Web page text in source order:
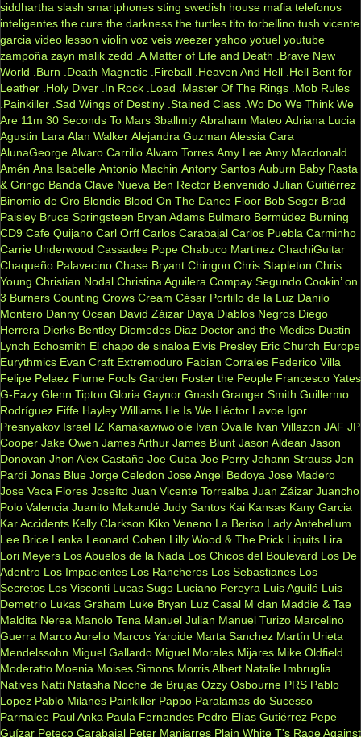
siddhartha slash smartphones sting swedish house mafia telefonos
inteligentes the cure the darkness the turtles tito torbellino tush vicente
garcia video lesson violin voz veis weezer yahoo yotuel youtube
zampoña zayn malik zedd .A Matter of Life and Death
.Brave New
World
.Burn .Death Magnetic .Fireball .Heaven And Hell .Hell Bent for
Leather .Holy Diver .In Rock .Load .Master Of The Rings .Mob Rules
.Painkiller .Sad Wings of Destiny .Stained Class .Wo Do We Think We
Are 11m 30 Seconds To Mars 3ballmty Abraham Mateo Adriana Lucia
Agustin Lara Alan Walker Alejandra Guzman Alessia Cara
AlunaGeorge Alvaro Carrillo Alvaro Torres Amy Lee Amy Macdonald
Amén Ana Isabelle Antonio Machin Antony Santos Auburn Baby Rasta
& Gringo Banda Clave Nueva Ben Rector Bienvenido Julian Guitiérrez
Binomio de Oro Blondie Blood On The Dance Floor Bob Seger Brad
Paisley Bruce Springsteen Bryan Adams Bulmaro Bermúdez Burning
CD9 Cafe Quijano Carl Orff Carlos Carabajal Carlos Puebla Carminho
Carrie Underwood Cassadee Pope Chabuco Martinez ChachiGuitar
Chaqueño Palavecino Chase Bryant Chingon Chris Stapleton Chris
Young Christian Nodal Christina Aguilera Compay Segundo Cookin’ on
3 Burners Counting Crows Cream César Portillo de la Luz Danilo
Montero Danny Ocean David Záizar Daya Diablos Negros Diego
Herrera Dierks Bentley Diomedes Diaz Doctor and the Medics Dustin
Lynch Echosmith El chapo de sinaloa Elvis Presley Eric Church Europe
Eurythmics Evan Craft Extremoduro Fabian Corrales Federico Villa
Felipe Pelaez Flume Fools Garden Foster the People Francesco Yates
G-Eazy Glenn Tipton Gloria Gaynor Gnash Granger Smith Guillermo
Rodríguez Fiffe Hayley Williams He Is We Héctor Lavoe Igor
Presnyakov Israel IZ Kamakawiwo'ole Ivan Ovalle Ivan Villazon JAF JP
Cooper Jake Owen James Arthur James Blunt Jason Aldean Jason
Donovan Jhon Alex Castaño Joe Cuba Joe Perry Johann Strauss Jon
Pardi Jonas Blue Jorge Celedon Jose Angel Bedoya Jose Madero
Jose Vaca Flores Joseíto Juan Vicente Torrealba Juan Záizar Juancho
Polo Valencia Juanito Makandé Judy Santos Kai Kansas Kany Garcia
Kar Accidents Kelly Clarkson Kiko Veneno La Beriso Lady Antebellum
Lee Brice Lenka Leonard Cohen Lilly Wood & The Prick Liquits Lira
Lori Meyers Los Abuelos de la Nada Los Chicos del Boulevard Los De
Adentro Los Impacientes Los Rancheros Los Sebastianes Los
Secretos Los Visconti Lucas Sugo Luciano Pereyra Luis Aguilé Luis
Demetrio Lukas Graham Luke Bryan Luz Casal M clan Maddie & Tae
Maldita Nerea Manolo Tena Manuel Julian Manuel Turizo Marcelino
Guerra Marco Aurelio Marcos Yaroide Marta Sanchez Martín Urieta
Mendelssohn Miguel Gallardo Miguel Morales Mijares Mike Oldfield
Moderatto Moenia Moises Simons Morris Albert Natalie Imbruglia
Natives Natti Natasha Noche de Brujas Ozzy Osbourne PRS Pablo
Lopez Pablo Milanes Painkiller Pappo Paralamas do Sucesso
Parmalee Paul Anka Paula Fernandes Pedro Elías Gutiérrez Pepe
Guízar Peteco Carabajal Peter Manjarres Plain White T's Rage Against